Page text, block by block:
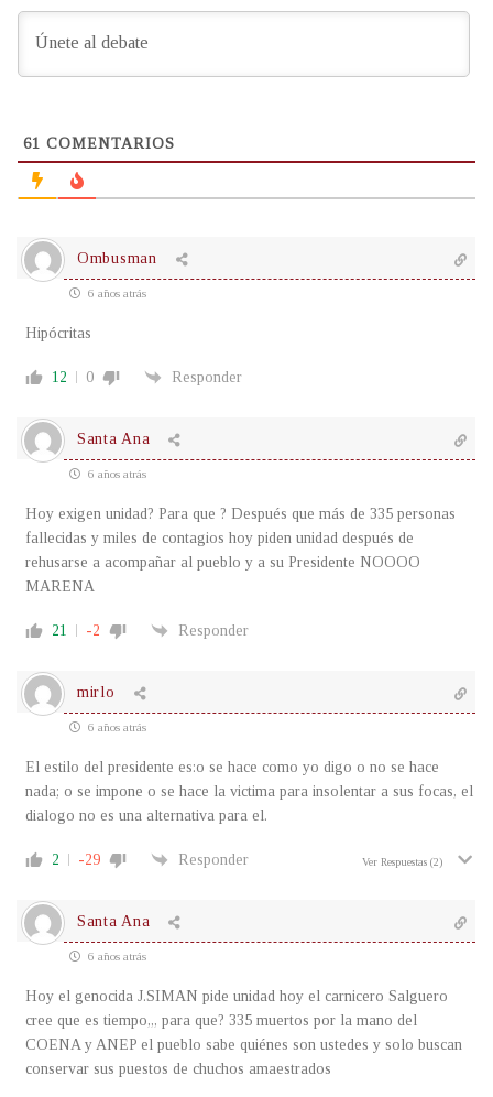
61 COMENTARIOS
Ombusman
6 años atrás
Hipócritas
12 0 Responder
Santa Ana
6 años atrás
Hoy exigen unidad? Para que ? Después que más de 335 personas
fallecidas y miles de contagios hoy piden unidad después de
rehusarse a acompañar al pueblo y a su Presidente NOOOO
MARENA
21 -2 Responder
mirlo
6 años atrás
El estilo del presidente es:o se hace como yo digo o no se hace
nada; o se impone o se hace la victima para insolentar a sus focas, el
dialogo no es una alternativa para el.
2 -29 Responder Ver Respuestas (2)
Santa Ana
6 años atrás
Hoy el genocida J.SIMAN pide unidad hoy el carnicero Salguero
cree que es tiempo,,, para que? 335 muertos por la mano del
COENA y ANEP el pueblo sabe quiénes son ustedes y solo buscan
conservar sus puestos de chuchos amaestrados